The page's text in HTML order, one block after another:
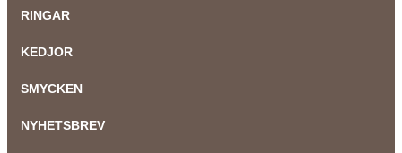
RINGAR
KEDJOR
SMYCKEN
NYHETSBREV